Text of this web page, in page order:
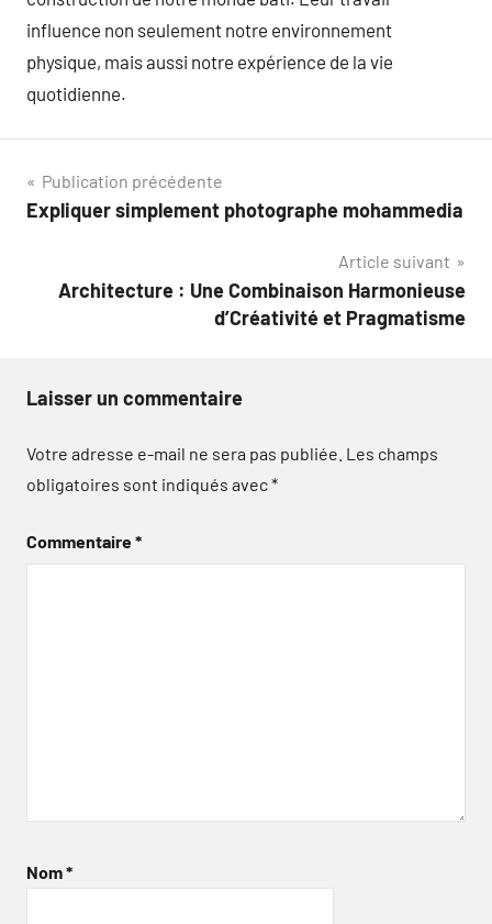
influence non seulement notre environnement
physique, mais aussi notre expérience de la vie
quotidienne.
Navigation
de
Publication précédente
Expliquer simplement photographe mohammedia
Article suivant
Architecture : Une Combinaison Harmonieuse
d’Créativité et Pragmatisme
Laisser un commentaire
Votre adresse e-mail ne sera pas publiée. Les champs
obligatoires sont indiqués avec*
Commentaire*
Nom*